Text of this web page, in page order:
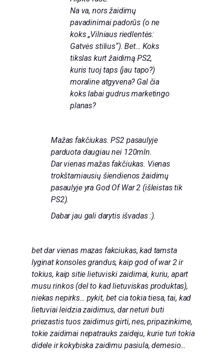
Na va, nors žaidimų
pavadinimai padorūs (o ne
koks „Vilniaus riedlentės:
Gatvės stilius“). Bet… Koks
tikslas kurt žaidimą PS2,
kuris tuoj taps (jau tapo?)
moraline atgyvena? Gal čia
koks labai gudrus marketingo
planas?
Mažas fakčiukas. PS2 pasaulyje
parduota daugiau nei 120mln.
Dar vienas mažas fakčiukas. Vienas
trokštamiausių šiendienos žaidimų
pasaulyje yra God Of War 2 (išleistas tik
PS2).
Dabar jau gali darytis išvadas :).
bet dar vienas mazas fakciukas, kad tamsta
lyginat konsoles grandus, kaip god of war 2 ir
tokius, kaip sitie lietuviski zaidimai, kuriu, apart
musu rinkos (del to kad lietuviskas produktas),
niekas nepirks… pykit, bet cia tokia tiesa, tai, kad
lietuviai leidzia zaidimus, dar neturi buti
priezastis tuos zaidimus girti, nes, pripazinkime,
tokie zaidimai nepatrauks zaideju, kurie turi tokia
didele ir kokybiska zaidimu pasiula, demesio…